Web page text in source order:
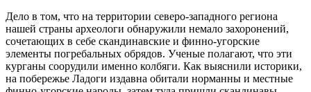
Дело в том, что на территории северо-западного региона
нашей страны археологи обнаружили немало захоронений,
сочетающих в себе скандинавские и финно-угорские
элементы погребальных обрядов. Ученые полагают, что эти
курганы соорудили именно колбяги. Как выяснили историки,
на побережье Ладоги издавна обитали норманны и местные